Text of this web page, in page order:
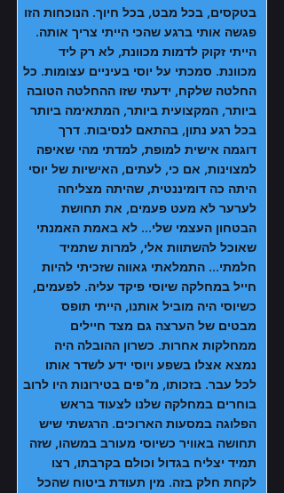
בטקסים, בכל מבט, בכל חיוך. הנוכחות הזו
פגשה אותי ברגע שהכי הייתי צריך אותה.
הייתי זקוק לדמות מכוונת, לא רק ליד
מכוונת. סמכתי על יוסי בעיניים עצומות. כל
החלטה שלקח, ידעתי שזו ההחלטה הטובה
ביותר, המקצועית ביותר, המתאימה ביותר
בכל רגע נתון, בהתאם לנסיבות. דרך
דוגמה אישית למופת, למדתי מהי שאיפה
למצוינות, אם כי, לעתים, האישיות של יוסי
היתה כה דומיננטית, שהיתה מצליחה
לערער לא מעט פעמים, את תחושת
הבטחון העצמי שלי... לא באמת האמנתי
שאוכל להשתוות אלי, למרות שתמיד
חלמתי... התמלאתי גאווה שזכיתי להיות
חייל במחלקה שיוסי פיקד עליה. לפעמים,
כשיוסי היה מוביל אותנו, הייתי תופס
מבטים של הערצה גם מצד חיילים
ממחלקות אחרות. כשרון ההובלה היה
נמצא אצלו בשפע ויוסי ידע לשדר אותו
לכל עבר. בזכותו, מ"פים בטירונות היו לרוב
בוחרים במחלקה שלנו לצעוד בראש
הפלוגה במסעות הארוכים. הרגשתי שיש
תחושה באוויר כשיוסי מעורב במשהו, שזה
תמיד יצליח בגדול וכולם בקרבתו, רצו
לקחת חלק בזה. מין תעודת ביטוח שהכל